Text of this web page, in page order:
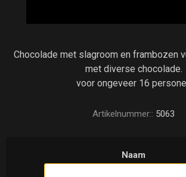
Chocolade met slagroom en frambozen
met diverse chocolade.
voor ongeveer 16
Artikelnummer:: 5063
Naam